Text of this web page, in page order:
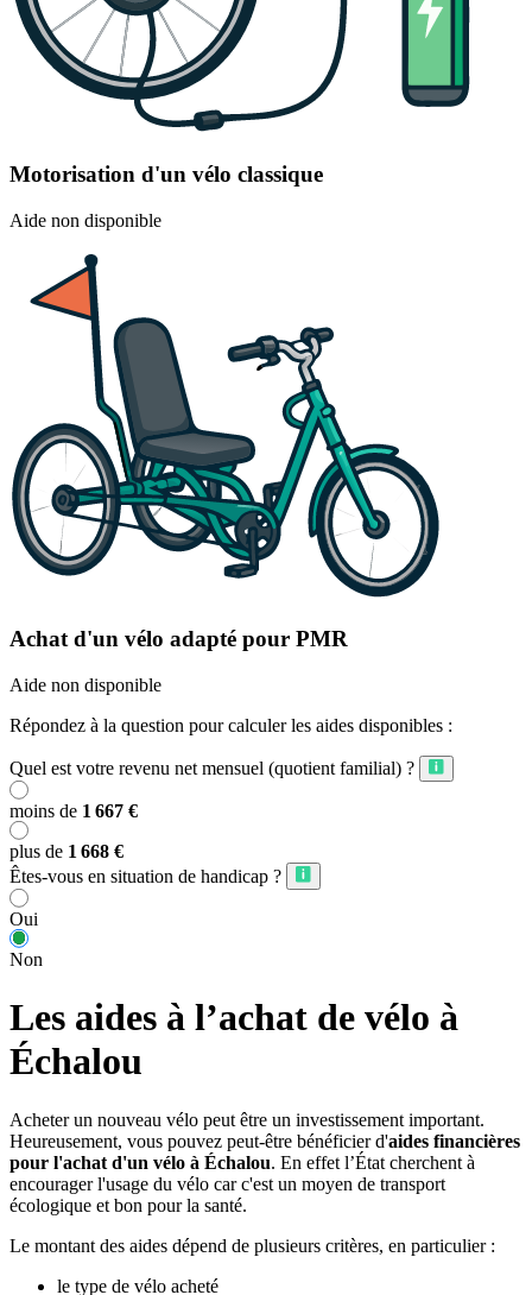
Motorisation d'un vélo classique
Aide non disponible
Achat d'un vélo adapté pour PMR
Aide non disponible
Répondez à la question pour calculer les aides disponibles :
Quel est votre revenu net mensuel (quotient familial) ?
moins de 1 667 €
plus de 1 668 €
Êtes-vous en situation de handicap ?
Oui
Non
Les aides à l’achat de vélo à
Échalou
Acheter un nouveau vélo peut être un investissement important.
Heureusement, vous pouvez peut-être bénéficier d'aides financières
pour l'achat d'un vélo à Échalou. En effet l’État cherchent à
encourager l'usage du vélo car c'est un moyen de transport
écologique et bon pour la santé.
Le montant des aides dépend de plusieurs critères, en particulier :
le type de vélo acheté